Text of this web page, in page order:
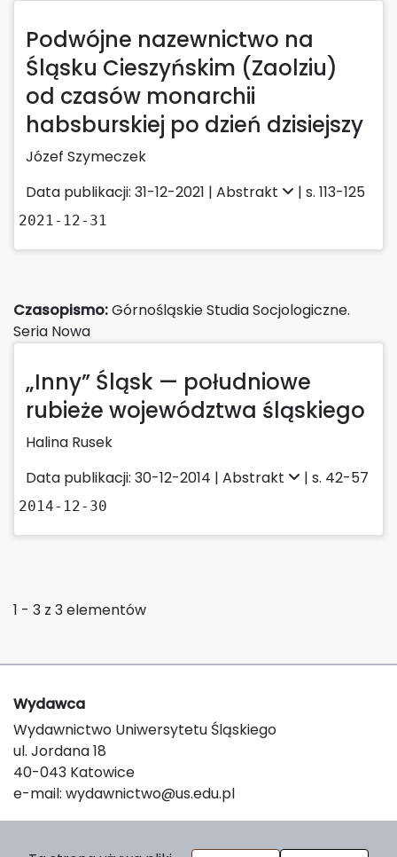
Podwójne nazewnictwo na
Śląsku Cieszyńskim (Zaolziu)
od czasów monarchii
habsburskiej po dzień dzisiejszy
Józef Szymeczek
Data publikacji: 31-12-2021 | Abstrakt | s. 113-125
2021-12-31
Czasopismo:Górnośląskie Studia Socjologiczne.
Seria Nowa
„Inny” Śląsk — południowe
rubieże województwa śląskiego
Halina Rusek
Data publikacji: 30-12-2014 | Abstrakt | s. 42-57
2014-12-30
1 - 3 z 3 elementów
Wydawca
Wydawnictwo Uniwersytetu Śląskiego
ul. Jordana 18
40-043 Katowice
e-mail: wydawnictwo@us.edu.pl